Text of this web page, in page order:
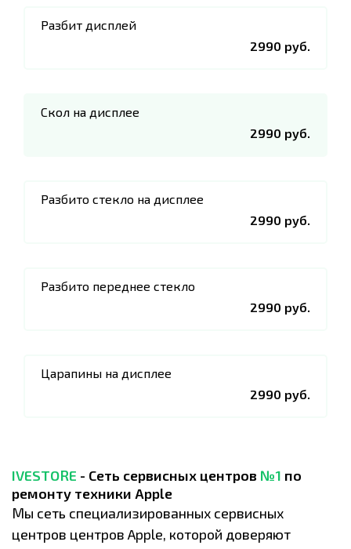
Разбит дисплей
2990 руб.
Скол на дисплее
2990 руб.
Разбито стекло на дисплее
2990 руб.
Разбито переднее стекло
2990 руб.
Царапины на дисплее
2990 руб.
IVESTORE - Сеть сервисных центров №1 по
ремонту техники Apple
Мы сеть специализированных сервисных
центров центров Apple, которой доверяют